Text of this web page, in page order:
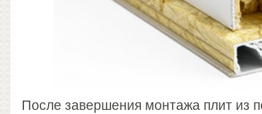
После завершения монтажа плит из